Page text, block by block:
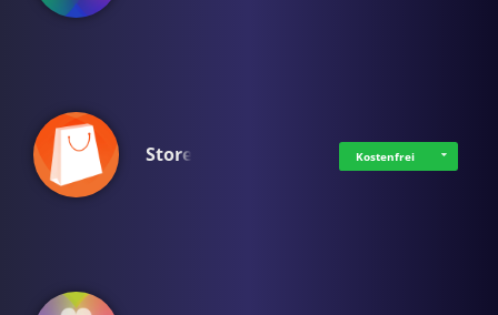
Store Kostenfrei